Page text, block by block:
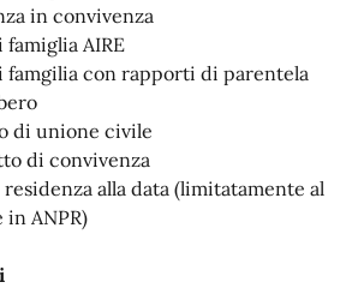
in convivenza
AIRE
con rapporti di parentela
di unione civile
di convivenza
alla data (limitatamente al
ANPR)